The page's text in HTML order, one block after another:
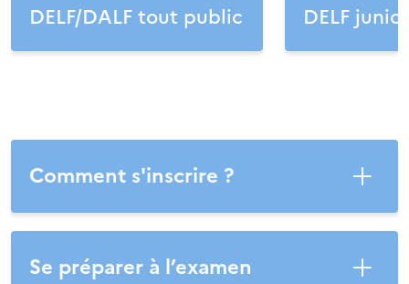
DELF/DALF tout public DELF
Comment s'inscrire ?
Se préparer à l’examen